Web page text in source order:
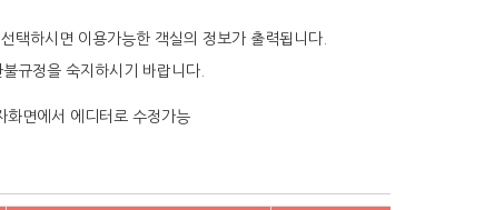
택하시면 이용가능한 객실의 정보가 출력됩니다.
규정을 숙지하시기 바랍니다.
화면에서 에디터로 수정가능